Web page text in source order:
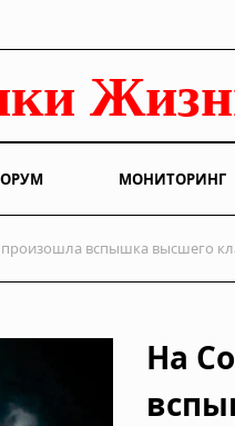
МОНИТОРИНГ
вспышка высшего
На